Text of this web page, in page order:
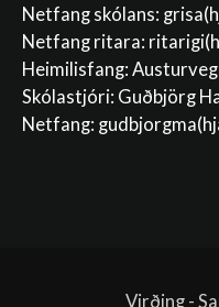
Netfang skólans:
Netfang ritara:
Heimilisfang:
Skólastjóri: Guðbjörg
Netfang:
Virðing -